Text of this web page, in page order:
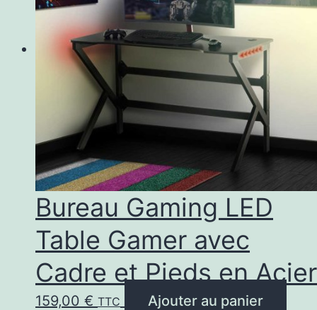
Bureau Gaming LED
Table Gamer avec
Cadre et Pieds en Acier
159,00 € TTC Ajouter au panier